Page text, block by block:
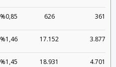
%0,85 626 361
%1,46 17.152 3.877
%1,45 18.931 4.701